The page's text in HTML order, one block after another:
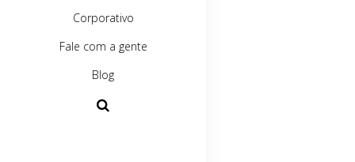
Corporativo
Fale com a gente
Blog